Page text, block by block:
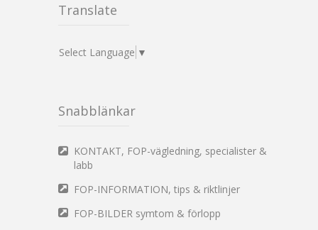
Translate
Select Language ▼
Snabblänkar
KONTAKT, FOP-vägledning, specialister &
labb
FOP-INFORMATION, tips & riktlinjer
FOP-BILDER symtom & förlopp